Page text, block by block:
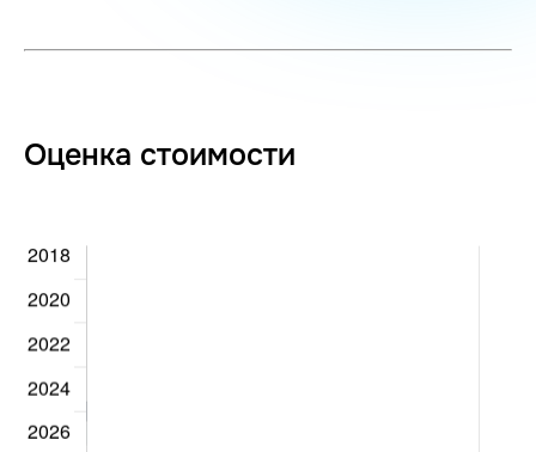
Оценка стоимости